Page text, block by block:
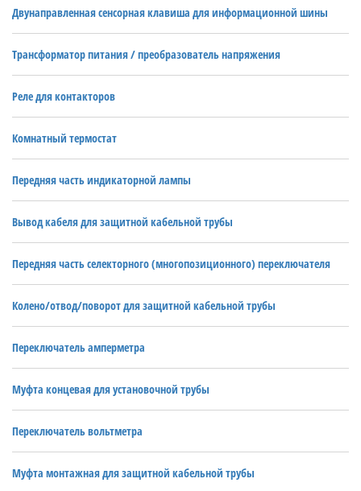
Двунаправленная сенсорная клавиша для информационной шины
Трансформатор питания / преобразователь напряжения
Реле для контакторов
Комнатный термостат
Передняя часть индикаторной лампы
Вывод кабеля для защитной кабельной трубы
Передняя часть селекторного (многопозиционного) переключателя
Колено/отвод/поворот для защитной кабельной трубы
Переключатель амперметра
Муфта концевая для установочной трубы
Переключатель вольтметра
Муфта монтажная для защитной кабельной трубы